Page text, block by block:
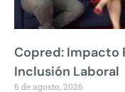
Copred: Impacto
Inclusión Laboral
6 de agosto, 2026